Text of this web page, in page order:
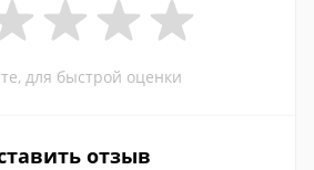
для быстрой оценки
отзыв